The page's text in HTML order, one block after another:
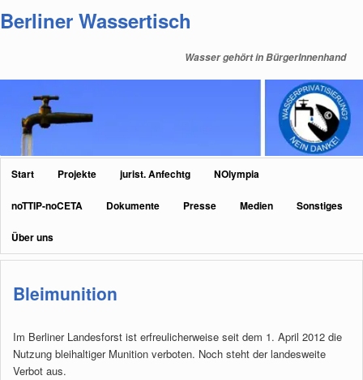
primären
sekundären
Berliner Wassertisch
Wasser gehört in BürgerInnenhand
Hauptmenü
Start Projekte jurist. Anfechtg NOlympia
noTTIP-noCETA Dokumente Presse Medien Sonstiges
Über uns
Bleimunition
Im Berliner Landesforst ist erfreulicherweise seit dem 1. April 2012 die
Nutzung bleihaltiger Munition verboten. Noch steht der landesweite
Verbot aus.